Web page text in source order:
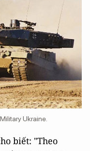
Ukraine.
biết: "Theo